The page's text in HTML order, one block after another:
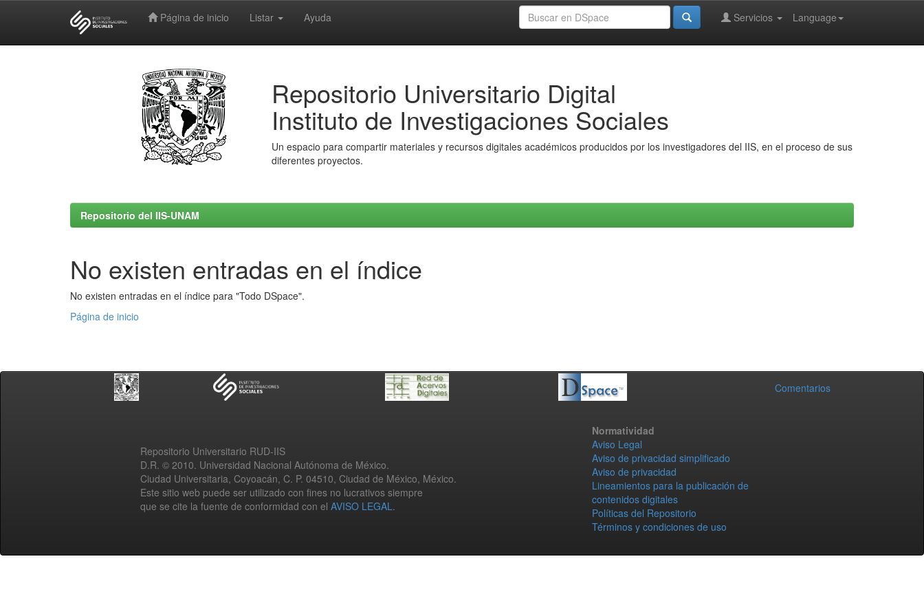
Página de inicio Listar Ayuda Language
Servicios
Repositorio Universitario Digital
Instituto de Investigaciones Sociales
Un espacio para compartir materiales y recursos digitales académicos producidos por los investigadores del IIS, en el proceso de sus
diferentes proyectos.
Repositorio del IIS-UNAM
No existen entradas en el índice
No existen entradas en el índice para "Todo DSpace".
Página de inicio
Comentarios
Repositorio Universitario RUD-IIS
D.R. © 2010. Universidad Nacional Autónoma de México.
Ciudad Universitaria, Coyoacán, C. P. 04510, Ciudad de México, México.
Este sitio web puede ser utilizado con fines no lucrativos siempre
que se cite la fuente de conformidad con el AVISO LEGAL.
Normatividad
Aviso Legal
Aviso de privacidad simplificado
Aviso de privacidad
Lineamientos para la publicación de
contenidos digitales
Políticas del Repositorio
Términos y condiciones de uso